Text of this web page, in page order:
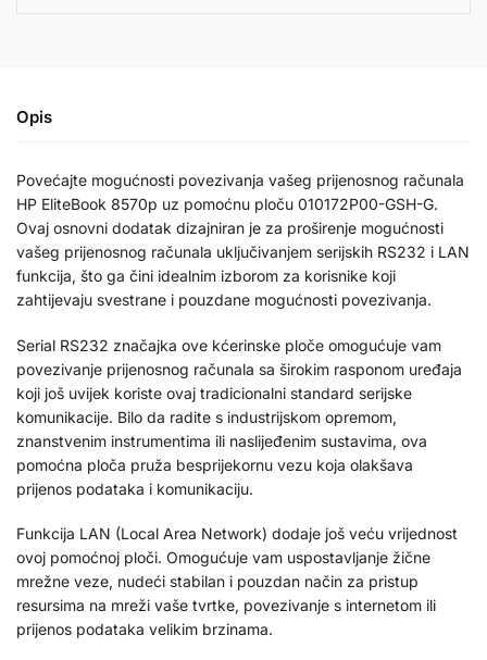
Opis
Povećajte mogućnosti povezivanja vašeg prijenosnog računala
HP EliteBook 8570p uz pomoćnu ploču 010172P00-GSH-G.
Ovaj osnovni dodatak dizajniran je za proširenje mogućnosti
vašeg prijenosnog računala uključivanjem serijskih RS232 i LAN
funkcija, što ga čini idealnim izborom za korisnike koji
zahtijevaju svestrane i pouzdane mogućnosti povezivanja.
Serial RS232 značajka ove kćerinske ploče omogućuje vam
povezivanje prijenosnog računala sa širokim rasponom uređaja
koji još uvijek koriste ovaj tradicionalni standard serijske
komunikacije. Bilo da radite s industrijskom opremom,
znanstvenim instrumentima ili naslijeđenim sustavima, ova
pomoćna ploča pruža besprijekornu vezu koja olakšava
prijenos podataka i komunikaciju.
Funkcija LAN (Local Area Network) dodaje još veću vrijednost
ovoj pomoćnoj ploči. Omogućuje vam uspostavljanje žične
mrežne veze, nudeći stabilan i pouzdan način za pristup
resursima na mreži vaše tvrtke, povezivanje s internetom ili
prijenos podataka velikim brzinama.